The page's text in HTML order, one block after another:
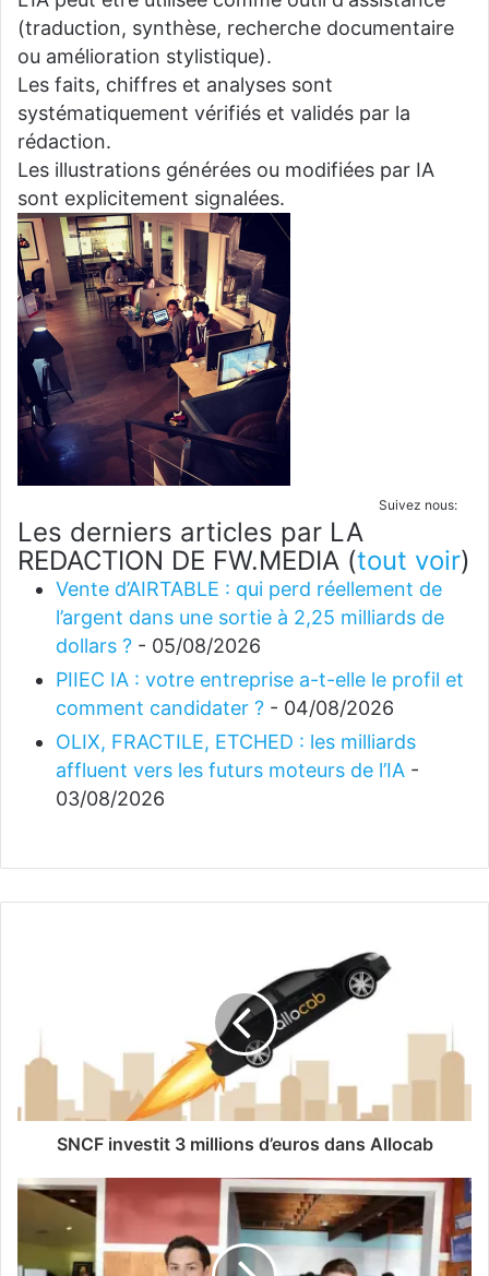
(traduction, synthèse, recherche documentaire
ou amélioration stylistique).
Les faits, chiffres et analyses sont
systématiquement vérifiés et validés par la
rédaction.
Les illustrations générées ou modifiées par IA
sont explicitement signalées.
Suivez nous:
Les derniers articles par LA
REDACTION DE FW.MEDIA (tout voir)
Vente d’AIRTABLE : qui perd réellement de
l’argent dans une sortie à 2,25 milliards de
dollars ? - 05/08/2026
PIIEC IA : votre entreprise a-t-elle le profil et
comment candidater ? - 04/08/2026
OLIX, FRACTILE, ETCHED : les milliards
affluent vers les futurs moteurs de l’IA -
03/08/2026
SNCF investit 3 millions d’euros dans Allocab